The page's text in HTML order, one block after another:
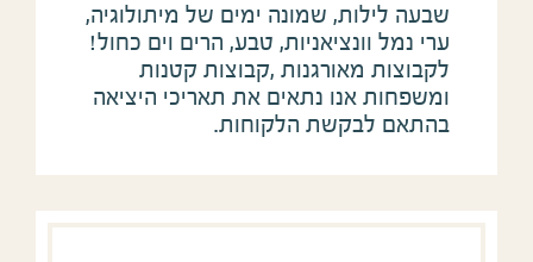
שבעה לילות, שמונה ימים של מיתולוגיה,
ערי נמל וונציאניות, טבע, הרים וים כחול!
לקבוצות מאורגנות ,קבוצות קטנות
ומשפחות אנו נתאים את תאריכי היציאה
בהתאם לבקשת הלקוחות.